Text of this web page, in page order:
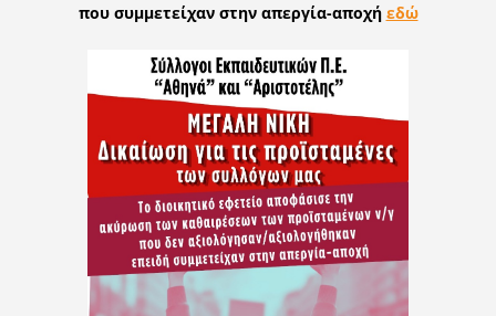
που συμμετείχαν στην απεργία-αποχή εδώ